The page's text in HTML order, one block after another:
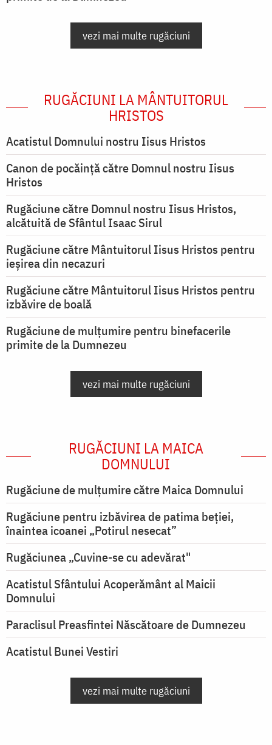
vezi mai multe rugăciuni
RUGĂCIUNI LA MÂNTUITORUL
HRISTOS
Acatistul Domnului nostru Iisus Hristos
Canon de pocăință către Domnul nostru Iisus
Hristos
Rugăciune către Domnul nostru Iisus Hristos,
alcătuită de Sfântul Isaac Sirul
Rugăciune către Mântuitorul Iisus Hristos pentru
ieşirea din necazuri
Rugăciune către Mântuitorul Iisus Hristos pentru
izbăvire de boală
Rugăciune de mulțumire pentru binefacerile
primite de la Dumnezeu
vezi mai multe rugăciuni
RUGĂCIUNI LA MAICA
DOMNULUI
Rugăciune de mulţumire către Maica Domnului
Rugăciune pentru izbăvirea de patima beției,
înaintea icoanei „Potirul nesecat”
Rugăciunea „Cuvine-se cu adevărat"
Acatistul Sfântului Acoperământ al Maicii
Domnului
Paraclisul Preasfintei Născătoare de Dumnezeu
Acatistul Bunei Vestiri
vezi mai multe rugăciuni